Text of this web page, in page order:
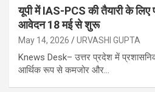
यूपी में IAS-PCS की तैयारी के लिए
आवेदन 18 मई से शुरू
May 14, 2026 URVASHI GUPTA
Knews Desk– उत्तर प्रदेश में
आर्थिक रूप से कमजोर और…